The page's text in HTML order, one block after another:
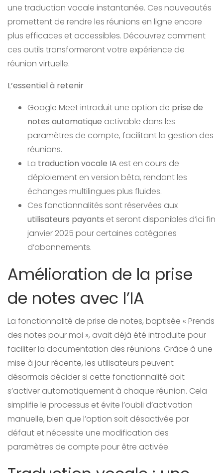
une traduction vocale instantanée. Ces nouveautés
promettent de rendre les réunions en ligne encore
plus efficaces et accessibles. Découvrez comment
ces outils transformeront votre expérience de
réunion virtuelle.
L’essentiel à retenir
Google Meet introduit une option de prise de
notes automatique activable dans les
paramètres de compte, facilitant la gestion des
réunions.
La traduction vocale IA est en cours de
déploiement en version bêta, rendant les
échanges multilingues plus fluides.
Ces fonctionnalités sont réservées aux
utilisateurs payants et seront disponibles d’ici fin
janvier 2025 pour certaines catégories
d’abonnements.
Amélioration de la prise
de notes avec l’IA
La fonctionnalité de prise de notes, baptisée « Prends
des notes pour moi », avait déjà été introduite pour
faciliter la documentation des réunions. Grâce à une
mise à jour récente, les utilisateurs peuvent
désormais décider si cette fonctionnalité doit
s’activer automatiquement à chaque réunion. Cela
simplifie le processus et évite l’oubli d’activation
manuelle, bien que l’option soit désactivée par
défaut et nécessite une modification des
paramètres de compte pour être activée.